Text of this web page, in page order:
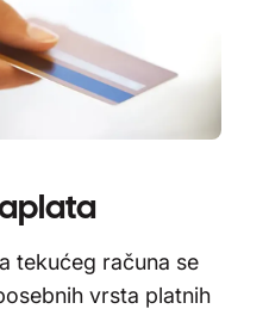
tekućeg računa se
vrsta platnih